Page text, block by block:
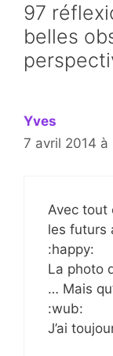
97
belles
Yves
7 avril 2014 à
Avec tout
les futurs
:happy:
La photo
… Mais
:wub:
J’ai